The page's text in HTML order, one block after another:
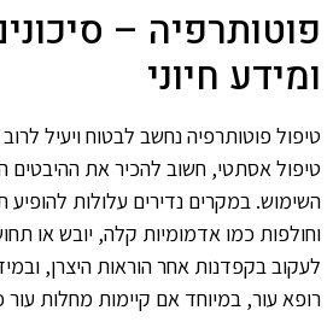
פוטותרפיה –
ומידע חיוני
טיפול פוטותרפיה נחשב לבטוח ויעיל
טיפול אסתטי, חשוב להכיר את ההיבטים
השימוש. במקרים נדירים עלולות להופיע
וחולפות כמו אדמומיות קלה, יובש או
לעקוב בקפדנות אחר הוראות היצרן,
רופא עור, במיוחד אם קיימות מחלות עור